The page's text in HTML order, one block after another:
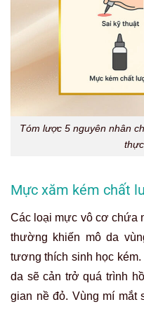
Tóm lược 5 nguyên nhân
Mực xăm kém chất
Các loại mực vô cơ chứa
thường khiến mô da
tương thích sinh học
da sẽ cản trở quá trình
gian nề đỏ. Vùng mí mắt